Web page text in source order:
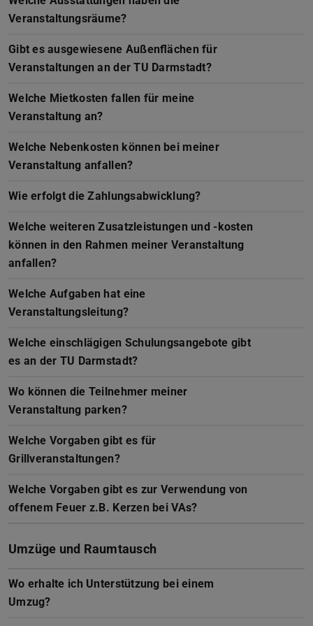
Veranstaltungsräume?
Gibt es ausgewiesene Außenflächen für
Veranstaltungen an der TU Darmstadt?
Welche Mietkosten fallen für meine
Veranstaltung an?
Welche Nebenkosten können bei meiner
Veranstaltung anfallen?
Wie erfolgt die Zahlungsabwicklung?
Welche weiteren Zusatzleistungen und -kosten
können in den Rahmen meiner Veranstaltung
anfallen?
Welche Aufgaben hat eine
Veranstaltungsleitung?
Welche einschlägigen Schulungsangebote gibt
es an der TU Darmstadt?
Wo können die Teilnehmer meiner
Veranstaltung parken?
Welche Vorgaben gibt es für
Grillveranstaltungen?
Welche Vorgaben gibt es zur Verwendung von
offenem Feuer z.B. Kerzen bei VAs?
Umzüge und Raumtausch
Wo erhalte ich Unterstützung bei einem
Umzug?